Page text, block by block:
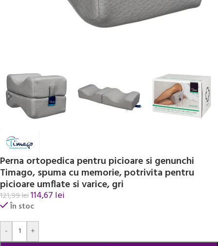
Perna ortopedica pentru picioare si genunchi
Timago, spuma cu memorie, potrivita pentru
picioare umflate si varice, gri
121,99lei114,67 lei
În stoc
-
+
Alternative: